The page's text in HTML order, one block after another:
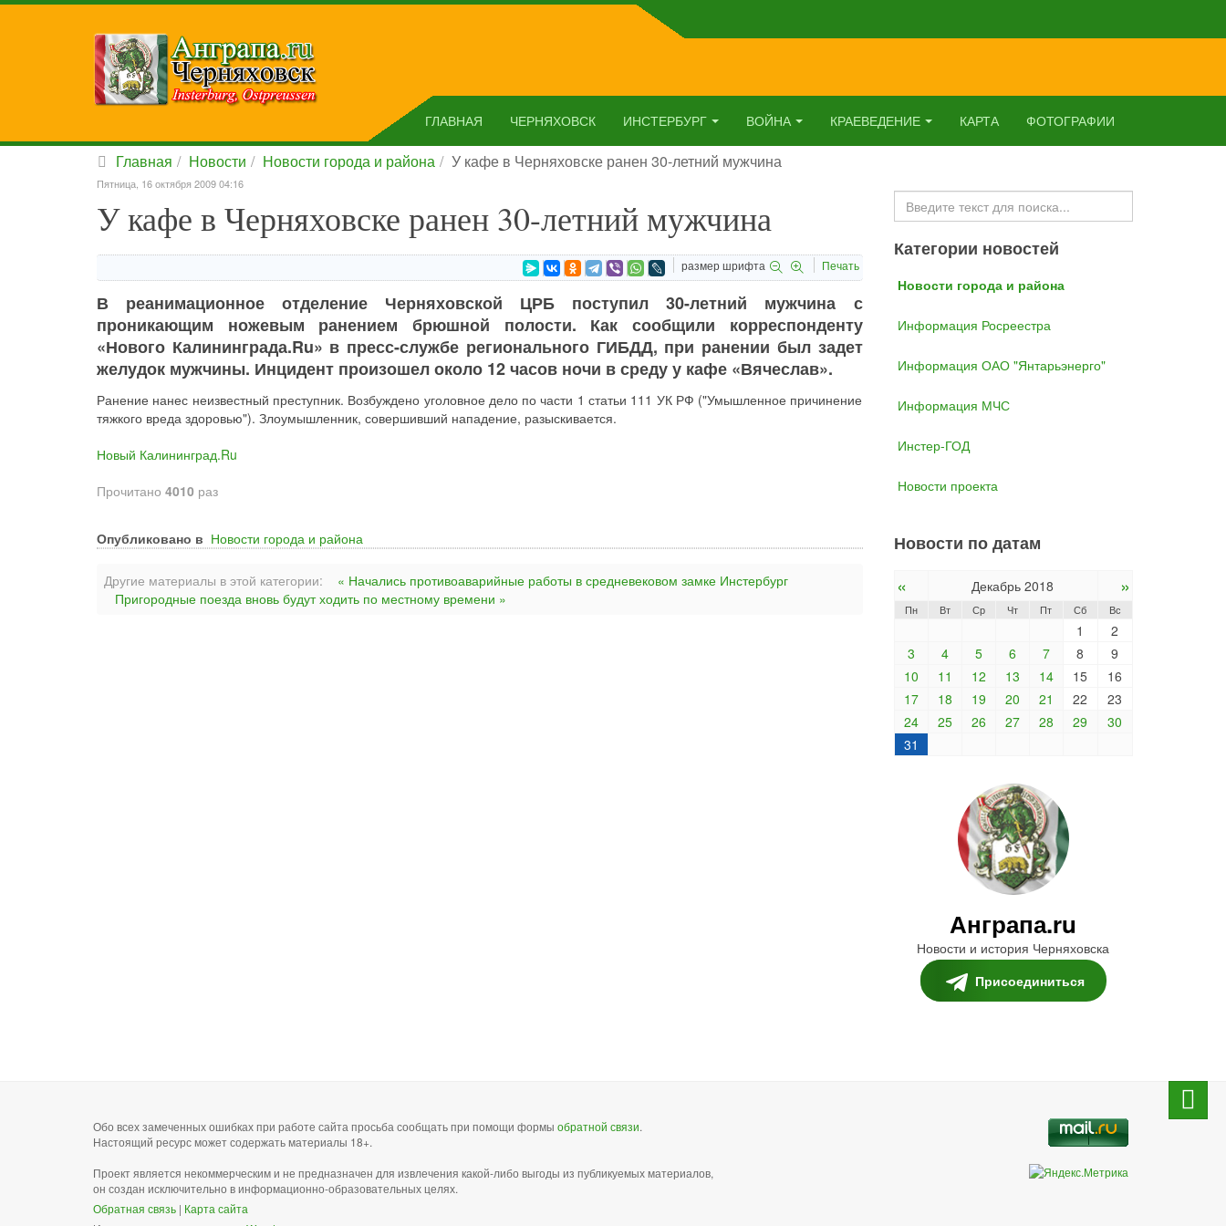
ГЛАВНАЯ ЧЕРНЯХОВСК ИНСТЕРБУРГ ВОЙНА КРАЕВЕДЕНИЕ КАРТА ФОТОГРАФИИ
Главная Новости Новости города и района У кафе в Черняховске ранен 30-летний мужчина
Пятница, 16 октября 2009 04:16
У кафе в Черняховске ранен 30-летний мужчина
размер шрифта Печать
В реанимационное отделение Черняховской ЦРБ поступил 30-летний мужчина с
проникающим ножевым ранением брюшной полости. Как сообщили корреспонденту
«Нового Калининграда.Ru» в пресс-службе регионального ГИБДД, при ранении был задет
желудок мужчины. Инцидент произошел около 12 часов ночи в среду у кафе «Вячеслав».
Ранение нанес неизвестный преступник. Возбуждено уголовное дело по части 1 статьи 111 УК РФ ("Умышленное причинение
тяжкого вреда здоровью"). Злоумышленник, совершивший нападение, разыскивается.
Новый Калининград.Ru
Прочитано 4010 раз
Опубликовано в Новости города и района
Другие материалы в этой категории:
« Начались противоаварийные работы в средневековом замке Инстербург
Пригородные поезда вновь будут ходить по местному времени »
Искать...
Категории новостей
Новости города и района
Информация Росреестра
Информация ОАО "Янтарьэнерго"
Информация МЧС
Инстер-ГОД
Новости проекта
Новости по датам
« Декабрь 2018 »
Пн Вт Ср Чт Пт Сб Вс
1
2
3
4 5 6 7 8
9
10
11 12 13 14 15
16
17
18 19 20 21 22
23
24
25 26 27 28 29
30
31
Анграпа.ru
Новости и история Черняховска
Присоединиться
Обо всех замеченных ошибках при работе сайта просьба сообщать при помощи формы обратной связи.
Настоящий ресурс может содержать материалы 18+.
Проект является некоммерческим и не предназначен для извлечения какой-либо выгоды из публикуемых материалов,
он создан исключительно в информационно-образовательных целях.
Обратная связь | Карта сайта